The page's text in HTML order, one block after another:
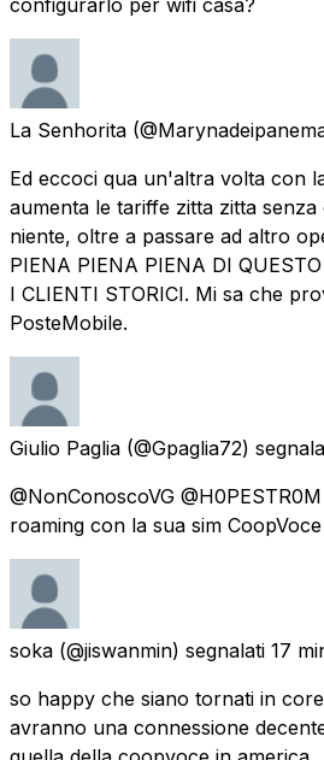
La Senhorita
Ed eccoci qua un'altra volta con
aumenta le tariffe zitta zitta
niente, oltre a passare ad altro
PIENA PIENA PIENA DI
I CLIENTI STORICI. Mi sa che
PosteMobile.
Giulio Paglia (@Gpaglia72)
@NonConoscoVG
roaming con la sua sim CoopVoce
soka (@jiswanmin) segnalati 17
so happy che siano tornati in
avranno una connessione